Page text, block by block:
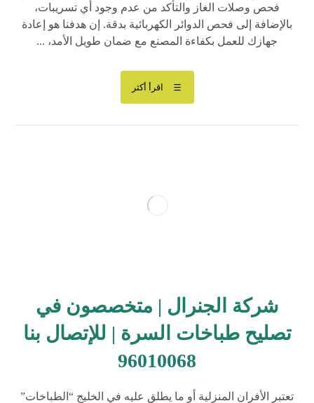
فحص وصلات الغاز والتأكد من عدم وجود أي تسريبات،
بالإضافة إلى فحص الدوائر الكهربائية بدقة. إن هدفنا هو إعادة
جهازك للعمل بكفاءة المصنع مع ضمان طويل الأمد، ...
اقرأ أكثر
شركة الجنرال | متخصصون في
تصليح طباخات السرة | للإتصال بنا
96010068
تعتبر الأفران المنزلية أو ما يطلق عليه في الخليج “الطباخات”